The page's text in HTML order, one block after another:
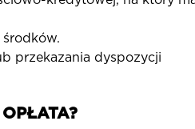
przekazania dyspozycji